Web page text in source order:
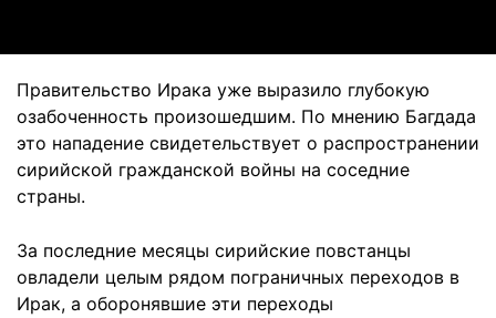
Правительство Ирака уже выразило глубокую
озабоченность произошедшим. По мнению Багдада
это нападение свидетельствует о распространении
сирийской гражданской войны на соседние
страны.
За последние месяцы сирийские повстанцы
овладели целым рядом пограничных переходов в
Ирак, а оборонявшие эти переходы